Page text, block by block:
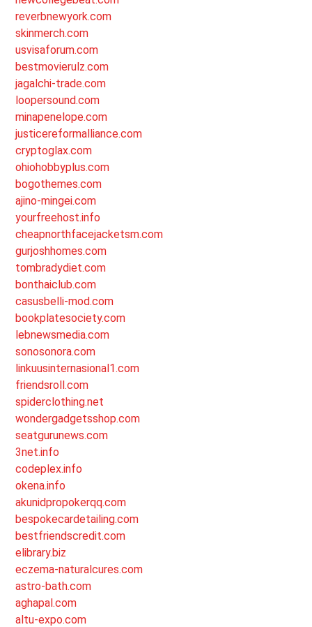
reverbnewyork.com
skinmerch.com
usvisaforum.com
bestmovierulz.com
jagalchi-trade.com
loopersound.com
minapenelope.com
justicereformalliance.com
cryptoglax.com
ohiohobbyplus.com
bogothemes.com
ajino-mingei.com
yourfreehost.info
cheapnorthfacejacketsm.com
gurjoshhomes.com
tombradydiet.com
bonthaiclub.com
casusbelli-mod.com
bookplatesociety.com
lebnewsmedia.com
sonosonora.com
linkuusinternasional1.com
friendsroll.com
spiderclothing.net
wondergadgetsshop.com
seatgurunews.com
3net.info
codeplex.info
okena.info
akunidpropokerqq.com
bespokecardetailing.com
bestfriendscredit.com
elibrary.biz
eczema-naturalcures.com
astro-bath.com
aghapal.com
altu-expo.com